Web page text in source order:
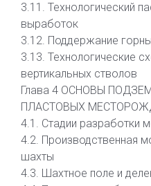
3.11. Технологический
выработок
3.12. Поддержание
3.13. Технологические
вертикальных стволов
Глава 4 ОСНОВЫ
ПЛАСТОВЫХ
4.1. Стадии разработки
4.2. Производственная
шахты
4.3. Шахтное поле и